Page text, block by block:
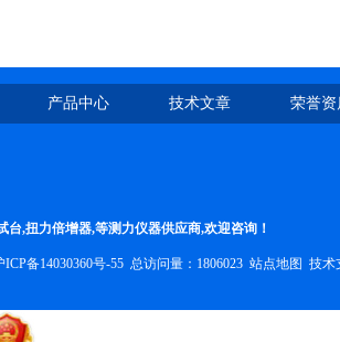
产品中心 技术文章 荣誉资
台,扭力倍增器,等测力仪器供应商,欢迎咨询！
ICP备14030360号-55 总访问量：1806023 站点地图 技术